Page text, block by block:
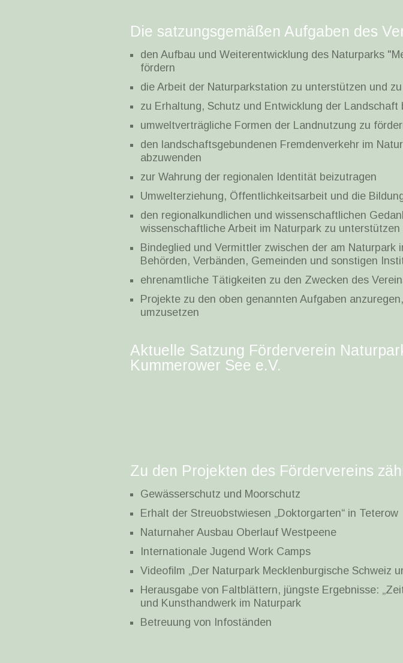
Die satzungsgemäßen Aufgaben des
den Aufbau und Weiterentwicklung des Naturparks
fördern
die Arbeit der Naturparkstation zu unterstützen und
zu Erhaltung, Schutz und Entwicklung der Landschaft
umweltverträgliche Formen der Landnutzung zu
den landschaftsgebundenen Fremdenverkehr im
abzuwenden
zur Wahrung der regionalen Identität beizutragen
Umwelterziehung, Öffentlichkeitsarbeit und die
den regionalkundlichen und wissenschaftlichen
wissenschaftliche Arbeit im Naturpark zu unterstützen
Bindeglied und Vermittler zwischen der am
Behörden, Verbänden, Gemeinden und sonstigen
ehrenamtliche Tätigkeiten zu den Zwecken des
Projekte zu den oben genannten Aufgaben
umzusetzen
Aktuelle Satzung Förderverein
Kummerower See e.V.
Zu den Projekten des Fördervereins
Gewässerschutz und Moorschutz
Erhalt der Streuobstwiesen „Doktorgarten“ in Teterow
Naturnaher Ausbau Oberlauf Westpeene
Internationale Jugend Work Camps
Videofilm „Der Naturpark Mecklenburgische Schweiz
Herausgabe von Faltblättern, jüngste Ergebnisse:
und Kunsthandwerk im Naturpark
Betreuung von Infoständen